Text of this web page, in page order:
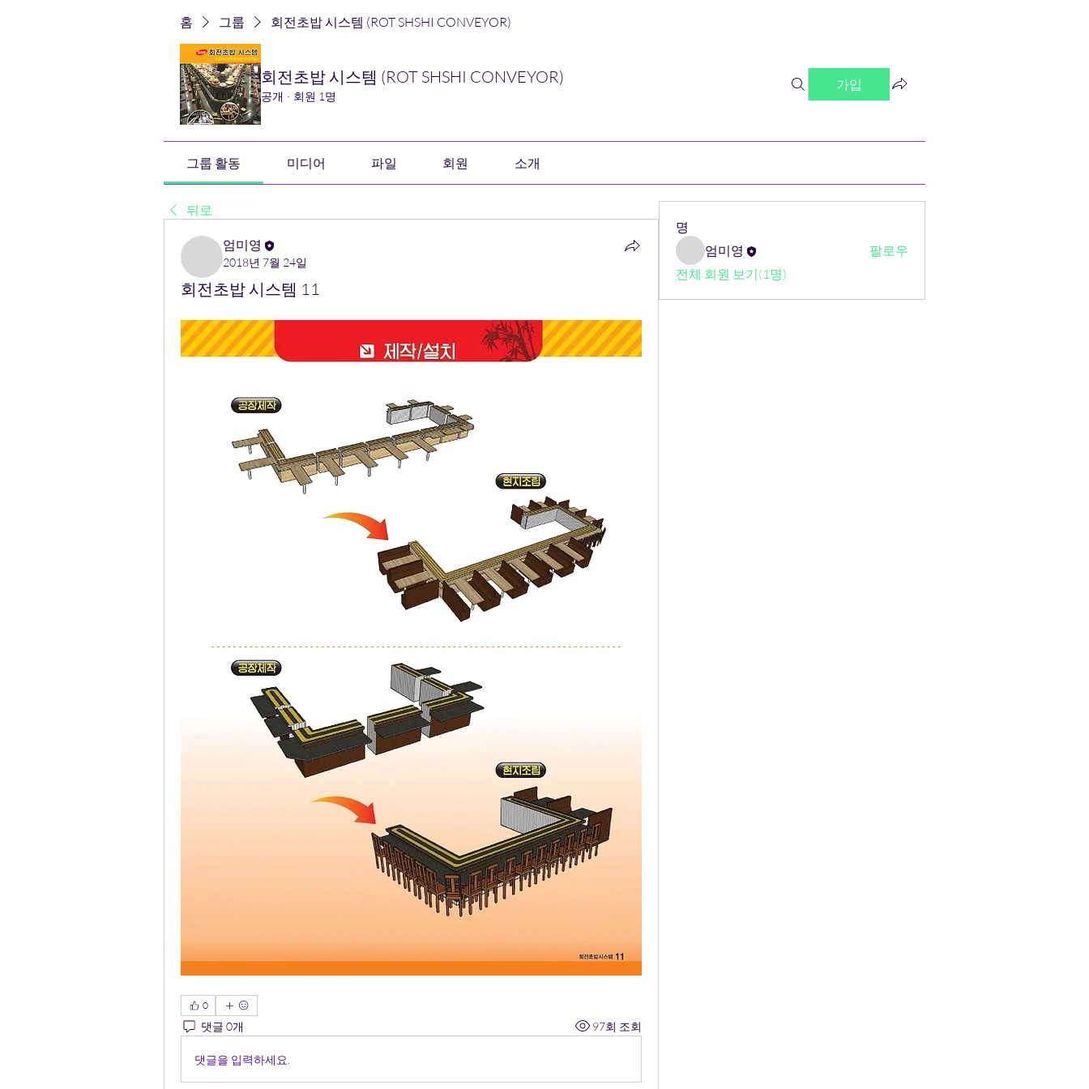
홈 그룹 회전초밥 시스템 (ROT SHSHI CONVEYOR)
회전초밥 시스템 (ROT SHSHI CONVEYOR)
공개 · 회원 1명
가입
그룹 활동 미디어 파일 회원 소개
뒤로
엄미영
2018년 7월 24일
회전초밥 시스템 11
0
댓글 0개 97회 조회
댓글을 입력하세요.
명
엄미영
팔로우
전체 회원 보기(1명)